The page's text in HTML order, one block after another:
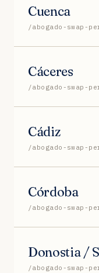
Cuenca
/abogado-swap-
Cáceres
/abogado-swap-
Cádiz
/abogado-swap-
Córdoba
/abogado-swap-
Donostia /
/abogado-swap-